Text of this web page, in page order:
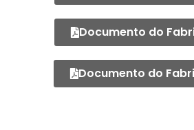
Documento do
Documento do